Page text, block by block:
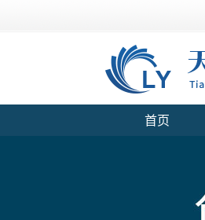
首页